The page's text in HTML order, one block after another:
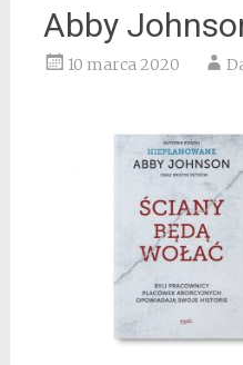
Abby
10 marca 2020